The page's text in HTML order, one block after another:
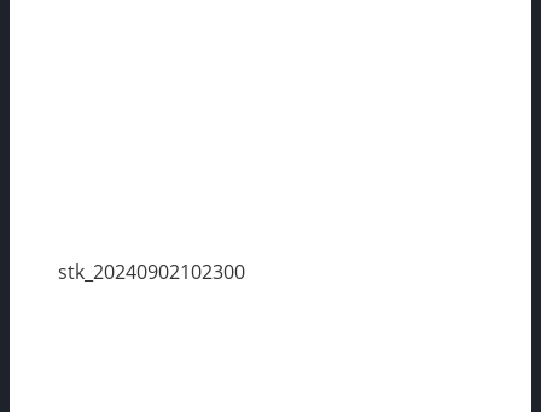
stk_20240902102300